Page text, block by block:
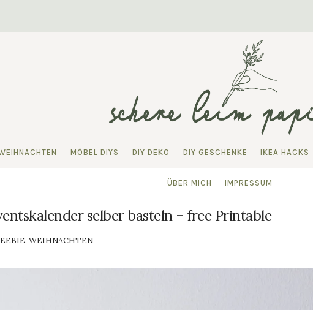
MÖBEL DIYS DIY DEKO DIY GESCHENKE IKEA HACKS
ÜBER MICH IMPRESSUM
selber basteln – free Printable
, WEIHNACHTEN